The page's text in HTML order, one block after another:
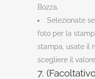
Bozza.
Selezionate
foto per la
stampa, usate il
scegliere il
7.